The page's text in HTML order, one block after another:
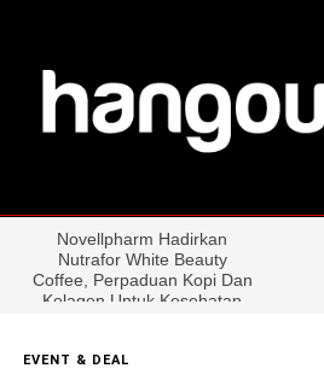
EVENT & DEAL